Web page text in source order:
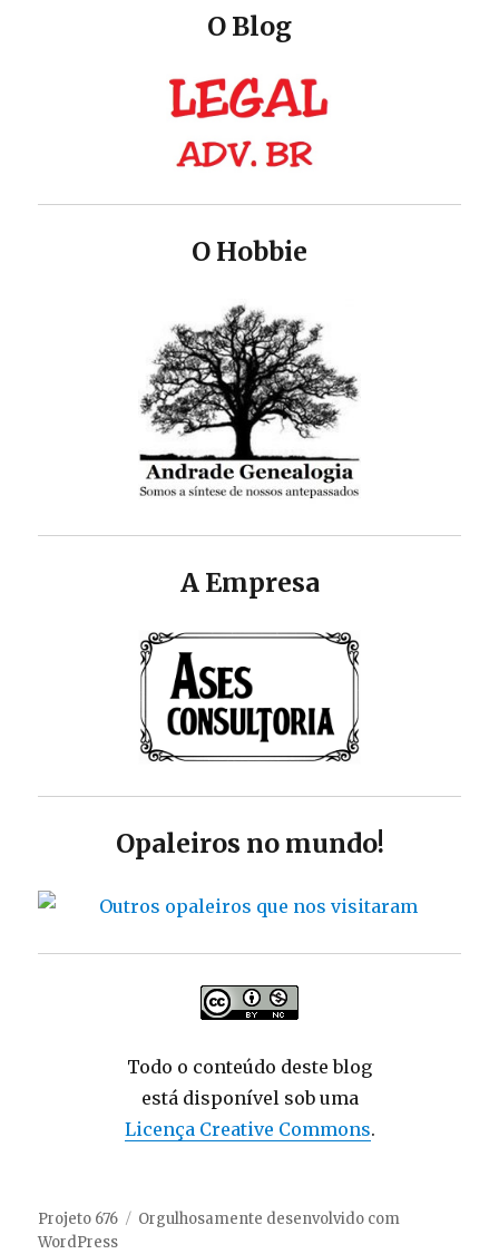
O Blog
O Hobbie
A Empresa
Opaleiros no mundo!
Todo o conteúdo deste blog
está disponível sob uma
Licença Creative Commons.
Projeto 676
Orgulhosamente desenvolvido com
WordPress